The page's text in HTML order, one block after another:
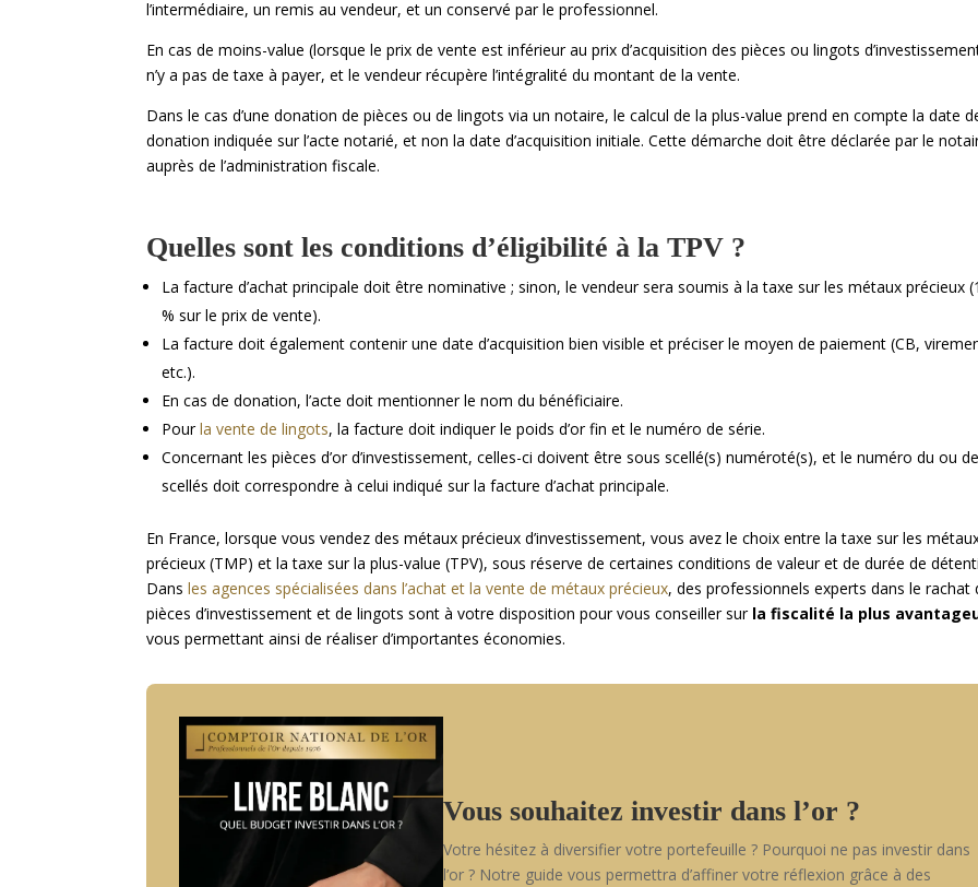
l’intermédiaire, un remis au vendeur, et un conservé par le professionnel.
En cas de moins-value (lorsque le prix de vente est inférieur au prix d’acquisition des pièces ou lingots
n’y a pas de taxe à payer, et le vendeur récupère l’intégralité du montant de la vente.
Dans le cas d’une donation de pièces ou de lingots via un notaire, le calcul de la plus-value prend en compte la date
donation indiquée sur l’acte notarié, et non la date d’acquisition initiale. Cette démarche doit être déclarée par le
auprès de l’administration fiscale.
Quelles sont les conditions d’éligibilité à la TPV ?
La facture d’achat principale doit être nominative ; sinon, le vendeur sera soumis à la taxe sur les métaux précieux
% sur le prix de vente).
La facture doit également contenir une date d’acquisition bien visible et préciser le moyen de paiement (CB,
etc.).
En cas de donation, l’acte doit mentionner le nom du bénéficiaire.
Pourla vente de lingots, la facture doit indiquer le poids d’or fin et le numéro de série.
Concernant les pièces d’or d’investissement, celles-ci doivent être sous scellé(s) numéroté(s), et le numéro du ou
scellés doit correspondre à celui indiqué sur la facture d’achat principale.
En France, lorsque vous vendez des métaux précieux d’investissement, vous avez le choix entre la taxe sur les
précieux (TMP) et la taxe sur la plus-value (TPV), sous réserve de certaines conditions de valeur et de durée de
Dansles agences spécialisées dans l’achat et la vente de métaux précieux, des professionnels experts dans le rachat
pièces d’investissement et de lingots sont à votre disposition pour vous conseiller sur la fiscalité la plus
vous permettant ainsi de réaliser d’importantes économies.
Vous souhaitez investir dans l’or ?
Votre hésitez à diversifier votre portefeuille ? Pourquoi ne pas investir dans
l’or ? Notre guide vous permettra d’affiner votre réflexion grâce à des